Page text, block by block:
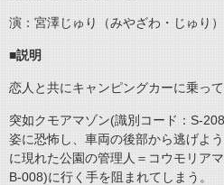
演：宮澤じゅり（みやざわ・じゅり）
■説明
恋人と共にキャンピングカーに乗って
突如クモアマゾン(識別コード：S-
姿に恐怖し、車両の後部から逃げよ
に現れた公園の管理人＝コウモリア
B-008)に行く手を阻まれてしまう。